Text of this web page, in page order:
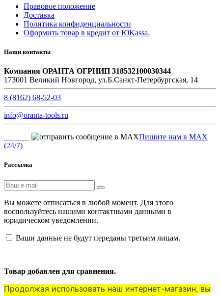
Правовое положение
Доставка
Политика конфиденциальности
Оформить товар в кредит от ЮKassa.
Наши контакты
Компания ОРАНТА ОГРНИП 318532100030344
173001 Великий Новгород, ул.Б.Санкт-Петербургская, 14
8 (8162) 68-52-03
info@oranta-tools.ru
Пишите нам в MAX
(24/7)
Рассылка
Вы можете отписаться в любой момент. Для этого
воспользуйтесь нашими контактными данными в
юридическом уведомлении.
Ваши данные не будут переданы третьим лицам.
Товар добавлен для сравнения.
Продолжая использовать наш интернет-магазин, вы